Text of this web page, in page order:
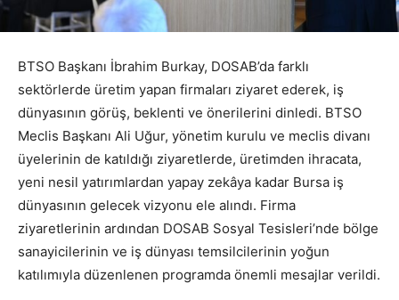
BTSO Başkanı İbrahim Burkay, DOSAB’da farklı
sektörlerde üretim yapan firmaları ziyaret ederek, iş
dünyasının görüş, beklenti ve önerilerini dinledi. BTSO
Meclis Başkanı Ali Uğur, yönetim kurulu ve meclis divanı
üyelerinin de katıldığı ziyaretlerde, üretimden ihracata,
yeni nesil yatırımlardan yapay zekâya kadar Bursa iş
dünyasının gelecek vizyonu ele alındı. Firma
ziyaretlerinin ardından DOSAB Sosyal Tesisleri’nde bölge
sanayicilerinin ve iş dünyası temsilcilerinin yoğun
katılımıyla düzenlenen programda önemli mesajlar verildi.